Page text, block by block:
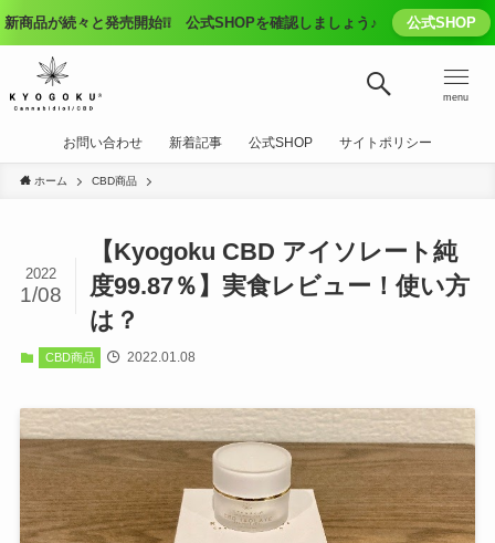
新商品が続々と発売開始❕❕ 公式SHOPを確認しましょう♪ 公式SHOP
menu
お問い合わせ 新着記事 公式SHOP サイトポリシー
ホーム CBD商品
【Kyogoku CBD アイソレート純
度99.87％】実食レビュー！使い方
は？
2022
1/08
CBD商品 2022.01.08